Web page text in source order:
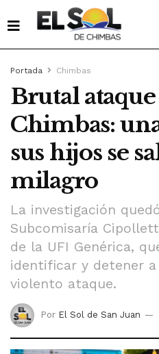
Portada Chimbas
Brutal
Chimbas:
sus hijos se
milagro
La investigación
Subcomisaría
de la UFI Genérica,
identificar y detener
violento ataque.
Por El Sol de San Juan